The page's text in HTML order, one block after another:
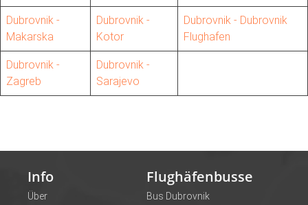
Dubrovnik -
Makarska
Dubrovnik -
Kotor
Dubrovnik - Dubrovnik
Flughafen
Dubrovnik -
Zagreb
Dubrovnik -
Sarajevo
Info
Über
Flughäfenbusse
Bus Dubrovnik